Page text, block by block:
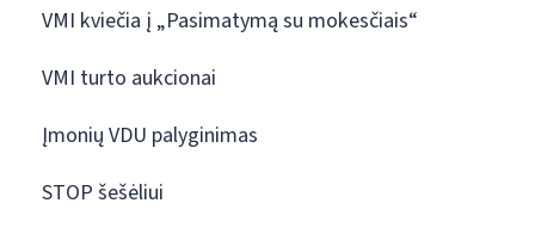
VMI kviečia į „Pasimatymą su mokesčiais“
VMI turto aukcionai
Įmonių VDU palyginimas
STOP šešėliui